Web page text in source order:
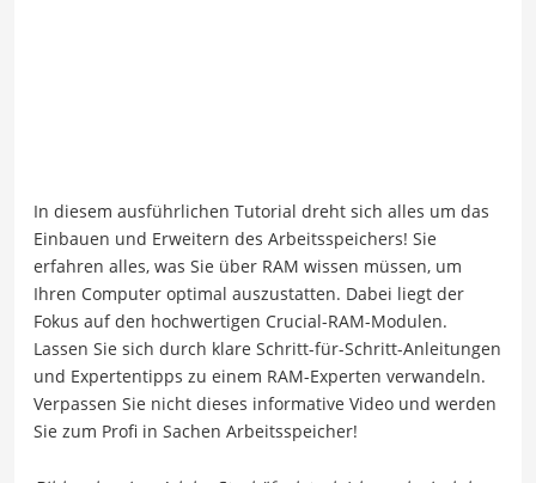
In diesem ausführlichen Tutorial dreht sich alles um das
Einbauen und Erweitern des Arbeitsspeichers! Sie
erfahren alles, was Sie über RAM wissen müssen, um
Ihren Computer optimal auszustatten. Dabei liegt der
Fokus auf den hochwertigen Crucial-RAM-Modulen.
Lassen Sie sich durch klare Schritt-für-Schritt-Anleitungen
und Expertentipps zu einem RAM-Experten verwandeln.
Verpassen Sie nicht dieses informative Video und werden
Sie zum Profi in Sachen Arbeitsspeicher!